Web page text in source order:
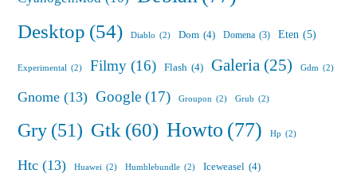
Desktop (54) Diablo (2) Dom (4) Domena (3) Eten (5)
Experimental (2) Filmy (16) Flash (4) Galeria (25) Gdm (2)
Gnome (13) Google (17) Groupon (2) Grub (2)
Gry(51) Gtk(60) Howto (77) Hp (2)
Htc (13) Huawei (2) Humblebundle (2) Iceweasel (4)